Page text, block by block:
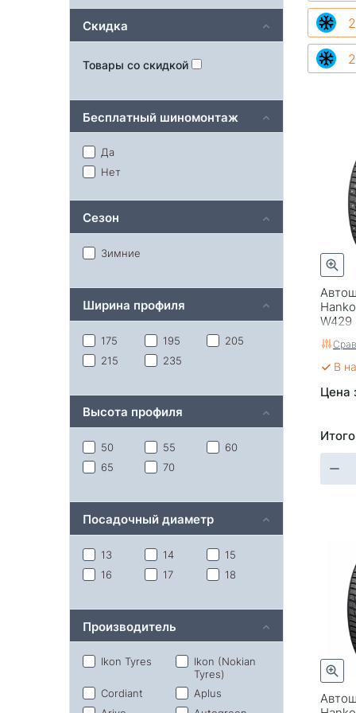
В
Цена
Скидка
Товары со скидкой
Бесплатный шиномонтаж
Да
Нет
Сезон
Зимние
Ширина профиля
175 195
205
215
235
Высота профиля
50 55
60
65
70
Посадочный диаметр
13 14
15
16
17 18
Производитель
Ikon Tyres
Ikon (Nokian
Tyres)
Cordiant
Aplus